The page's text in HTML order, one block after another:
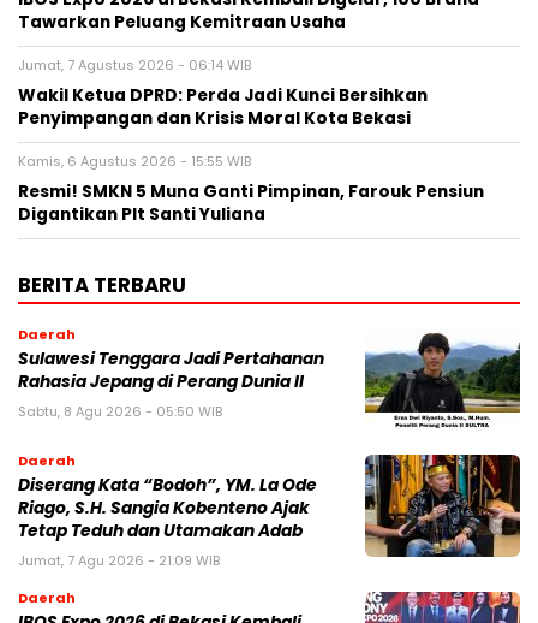
Tawarkan Peluang Kemitraan Usaha
Jumat, 7 Agustus 2026 - 06:14 WIB
Wakil Ketua DPRD: Perda Jadi Kunci Bersihkan
Penyimpangan dan Krisis Moral Kota Bekasi
Kamis, 6 Agustus 2026 - 15:55 WIB
Resmi! SMKN 5 Muna Ganti Pimpinan, Farouk Pensiun
Digantikan Plt Santi Yuliana
BERITA TERBARU
Daerah
Sulawesi Tenggara Jadi Pertahanan
Rahasia Jepang di Perang Dunia II
Sabtu, 8 Agu 2026 - 05:50 WIB
Daerah
Diserang Kata “Bodoh”, YM. La Ode
Riago, S.H. Sangia Kobenteno Ajak
Tetap Teduh dan Utamakan Adab
Jumat, 7 Agu 2026 - 21:09 WIB
Daerah